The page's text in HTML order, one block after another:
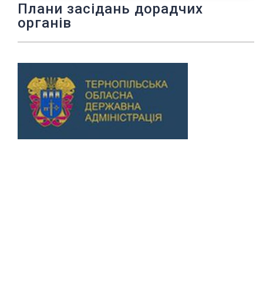
Плани засідань дорадчих
органів
Previous